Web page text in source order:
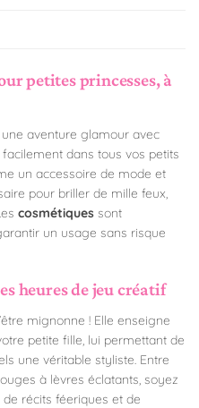
petites princesses, à
aventure glamour avec
dans tous vos petits
un accessoire de mode et
pour briller de mille feux,
cosmétiques sont
un usage sans risque
heures de jeu créatif
mignonne ! Elle enseigne
petite fille, lui permettant de
une véritable styliste. Entre
à lèvres éclatants, soyez
récits féeriques et de